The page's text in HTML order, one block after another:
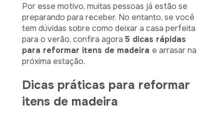
Por esse motivo, muitas pessoas já estão se
preparando para receber. No entanto, se você
tem dúvidas sobre como deixar a casa perfeita
para o verão, confira agora 5 dicas rápidas
para reformar itens de madeira e arrasar na
próxima estação.
Dicas práticas para reformar
itens de madeira